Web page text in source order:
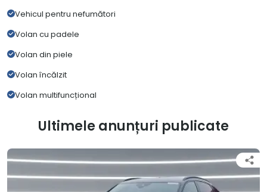
Vehicul pentru nefumători
Volan cu padele
Volan din piele
Volan încălzit
Volan multifuncțional
Ultimele anunțuri publicate